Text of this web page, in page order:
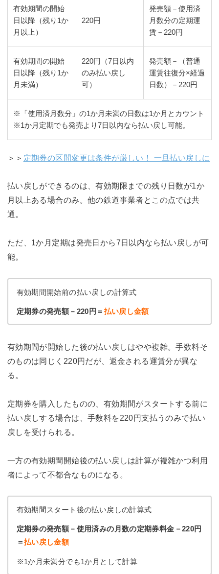
有効期間の開始
日以降（残り1か
月以上）
220円
発売額－使用済
月数分の定期運
賃－220円
有効期間の開始
日以降（残り1か
月未満）
220円（7日以内
のみ払い戻し
可）
発売額－（普通
運賃往復分×経過
日数）－220円
※「使用済月数分」の1か月未満の日数は1か月とカウント
※1か月定期でも発売より7日以内なら払い戻し可能。
＞＞ 定期券の区間変更は条件が厳しい！ 一旦払い戻しに
払い戻しができるのは、有効期限までの残り日数が1か
月以上ある場合のみ。他の鉄道事業者とこの点では共
通。
ただ、1か月定期は発売日から7日以内なら払い戻しが可
能。
有効期間開始前の払い戻しの計算式
定期券の発売額－220円＝ 払い戻し金額
有効期間が開始した後の払い戻しはやや複雑。手数料そ
のものは同じく220円だが、返金される運賃分が異な
る。
定期券を購入したものの、有効期間がスタートする前に
払い戻しする場合は、手数料を220円支払うのみで払い
戻しを受けられる。
一方の有効期間開始後の払い戻しは計算が複雑かつ利用
者によって不都合なものになる。
有効期間スタート後の払い戻しの計算式
定期券の発売額－使用済みの月数の定期券料金－220円
＝払い戻し金額
※1か月未満分でも1か月として計算